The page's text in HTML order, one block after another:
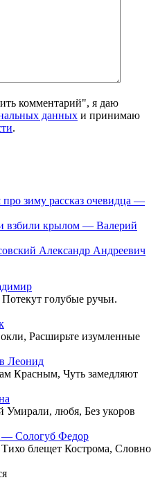
комментарий", я даю
данных и принимаю
.
про зиму рассказ очевидца —
взбили крылом — Валерий
Александр Андреевич
голубые ручьи.
Расширьте изумленные
Леонид
Красным, Чуть замедляют
Умирали, любя, Без укоров
— Сологуб Федор
блещет Кострома, Словно